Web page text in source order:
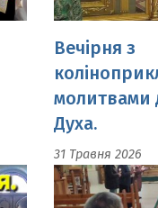
молитвами
Духа.
31 Травня 2026